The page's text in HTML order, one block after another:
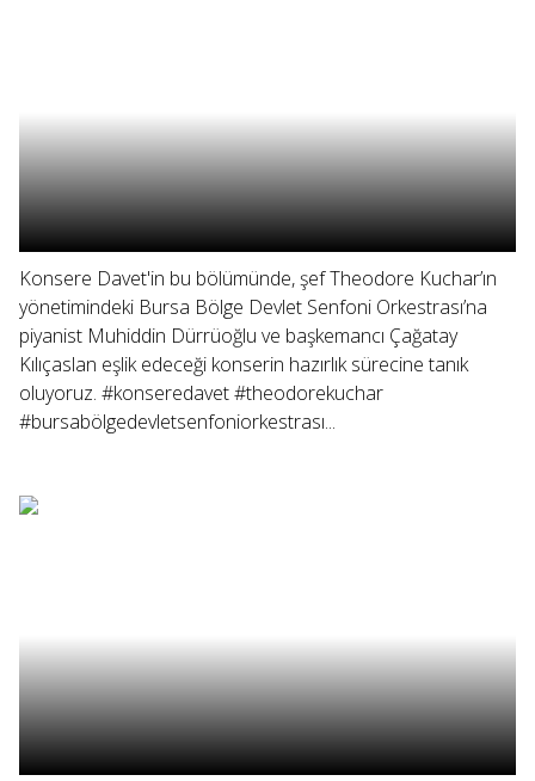
Konsere Davet'in bu bölümünde, şef Theodore Kuchar’ın
yönetimindeki Bursa Bölge Devlet Senfoni Orkestrası’na
piyanist Muhiddin Dürrüoğlu ve başkemancı Çağatay
Kılıçaslan eşlik edeceği konserin hazırlık sürecine tanık
oluyoruz. #konseredavet #theodorekuchar
#bursabölgedevletsenfoniorkestrası...